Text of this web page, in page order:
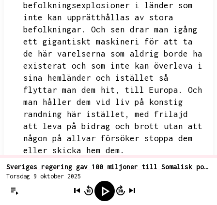
befolkningsexplosioner i länder som
inte kan upprätthållas av stora
befolkningar.
Och sen drar man igång
ett gigantiskt maskineri för att ta
de här varelserna som aldrig borde ha
existerat och som inte kan överleva i
sina hemländer och istället så
flyttar man dem hit,
till Europa.
Och
man håller dem vid liv på konstig
randning här istället,
med frilajd
att leva på bidrag och brott utan att
någon på allvar försöker stoppa dem
eller skicka hem dem.
Så biståndet, det är bara den första
fasen i folkutbytet.
upp enorma populationer av
Sveriges regering gav 100 miljoner till Somalisk politiker för att få skicka tillbaks 28 utvisade somalier
Torsdag 9 oktober 2025